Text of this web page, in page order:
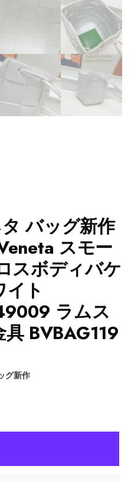
バッグ新作
スモー
スボディバケ
ト
ラムス
BVBAG119
グ新作